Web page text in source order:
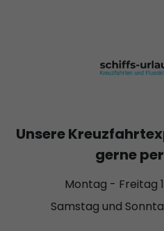
Unsere
gerne
Montag - Freitag
Samstag und